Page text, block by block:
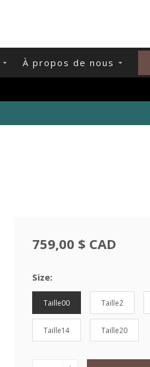
À propos de nous
759,00 $ CAD
Size:
Taille00 Taille2
Taille14 Taille20